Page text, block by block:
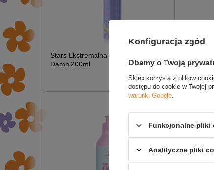
Stars Ekstremalna Termoochrona Hot
Damn 200ml
£7.09
Konfiguracja zgód
Dbamy o Twoją
Sklep korzysta z plików
dostępu do cookie w Twojej
warunki Google
Funkcjonalne pliki
Analityczne pliki